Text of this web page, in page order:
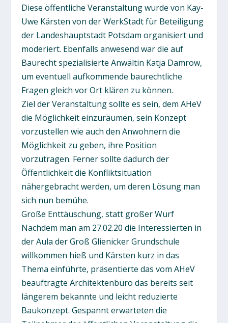
Diese öffentliche Veranstaltung wurde von Kay-
Uwe Kärsten von der WerkStadt für Beteiligung
der Landeshauptstadt Potsdam organisiert und
moderiert. Ebenfalls anwesend war die auf
Baurecht spezialisierte Anwältin Katja Damrow,
um eventuell aufkommende baurechtliche
Fragen gleich vor Ort klären zu können.
Ziel der Veranstaltung sollte es sein, dem AHeV
die Möglichkeit einzuräumen, sein Konzept
vorzustellen wie auch den Anwohnern die
Möglichkeit zu geben, ihre Position
vorzutragen. Ferner sollte dadurch der
Öffentlichkeit die Konfliktsituation
nähergebracht werden, um deren Lösung man
sich nun bemühe.
Große Enttäuschung, statt großer Wurf
Nachdem man am 27.02.20 die Interessierten in
der Aula der Groß Glienicker Grundschule
willkommen hieß und Kärsten kurz in das
Thema einführte, präsentierte das vom AHeV
beauftragte Architektenbüro das bereits seit
längerem bekannte und leicht reduzierte
Baukonzept. Gespannt erwarteten die